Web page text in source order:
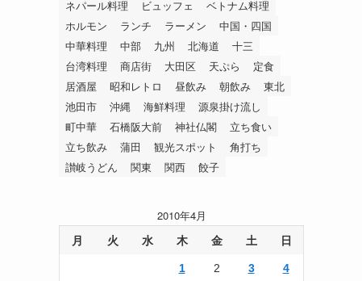
ネパール料理
ビュッフェ
ベトナム料理
ホルモン
ランチ ラーメン
中国・四国
中華料理
中部 九州 北海道
十三
台湾料理
商店街 大田区 天ぷら
定食
居酒屋
昭和レトロ 昼飲み 朝飲み
東北
池田市
沖縄 海鮮料理
源泉掛け流し
町中華
石橋阪大前 神社仏閣
立ち食い
立ち飲み
蒲田 観光スポット
角打ち
讃岐うどん
関東 関西 餃子
2010年4月
月 火 水 木 金 土 日
1 2 3 4